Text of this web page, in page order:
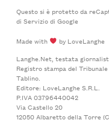
Questo si è protetto da
di Serviziodi Google
Made with
by LoveLanghe
Langhe.Net, testata
Registro stampa del
Tablino.
Editore: LoveLanghe S.R.L.
P.IVA 03796440042
Via Castello 20
12050 Albaretto della Torre